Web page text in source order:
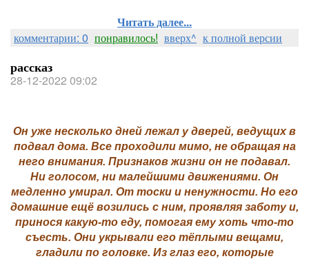
Читать далее...
комментарии: 0 понравилось! вверх^ к полной версии
рассказ
28-12-2022 09:02
Он уже несколько дней лежал у дверей, ведущих в
подвал дома. Все проходили мимо, не обращая на
него внимания. Признаков жизни он не подавал.
Ни голосом, ни малейшими движениями. Он
медленно умирал. От тоски и ненужности. Но его
домашние ещё возились с ним, проявляя заботу и,
принося какую-то еду, помогая ему хоть что-то
съесть. Они укрывали его тёплыми вещами,
гладили по головке. Из глаз его, которые